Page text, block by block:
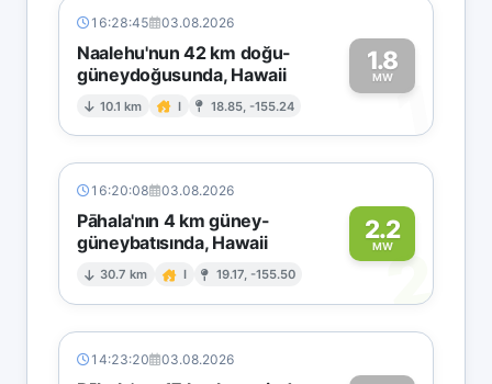
16:28:45 03.08.2026
Naalehu'nun 42 km doğu-
güneydoğusunda, Hawaii
10.1 km I 18.85, -155.24
1.8
MW1
16:20:08 03.08.2026
Pāhala'nın 4 km güney-
güneybatısında, Hawaii
30.7 km I 19.17, -155.50
2.2
MW2
14:23:20 03.08.2026